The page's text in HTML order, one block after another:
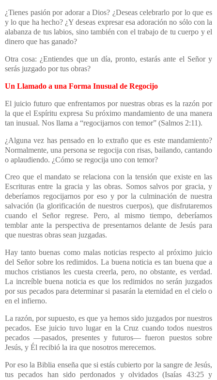
¿Tienes pasión por adorar a Dios? ¿Deseas celebrarlo por lo que es
y lo que ha hecho? ¿Y deseas expresar esa adoración no sólo con la
alabanza de tus labios, sino también con el trabajo de tu cuerpo y el
dinero que has ganado?
Otra cosa: ¿Entiendes que un día, pronto, estarás ante el Señor y
serás juzgado por tus obras?
Un Llamado a una Forma Inusual de Regocijo
El juicio futuro que enfrentamos por nuestras obras es la razón por
la que el Espíritu expresa Su próximo mandamiento de una manera
tan inusual. Nos llama a “regocijarnos con temor” (Salmos 2:11).
¿Alguna vez has pensado en lo extraño que es este mandamiento?
Normalmente, una persona se regocija con risas, bailando, cantando
o aplaudiendo. ¿Cómo se regocija uno con temor?
Creo que el mandato se relaciona con la tensión que existe en las
Escrituras entre la gracia y las obras. Somos salvos por gracia, y
deberíamos regocijarnos por eso y por la culminación de nuestra
salvación (la glorificación de nuestros cuerpos), que disfrutaremos
cuando el Señor regrese. Pero, al mismo tiempo, deberíamos
temblar ante la perspectiva de presentarnos delante de Jesús para
que nuestras obras sean juzgadas.
Hay tanto buenas como malas noticias respecto al próximo juicio
del Señor sobre los redimidos. La buena noticia es tan buena que a
muchos cristianos les cuesta creerla, pero, no obstante, es verdad.
La increíble buena noticia es que los redimidos no serán juzgados
por sus pecados para determinar si pasarán la eternidad en el cielo o
en el infierno.
La razón, por supuesto, es que ya hemos sido juzgados por nuestros
pecados. Ese juicio tuvo lugar en la Cruz cuando todos nuestros
pecados —pasados, presentes y futuros— fueron puestos sobre
Jesús, y Él recibió la ira que nosotros merecemos.
Por eso la Biblia enseña que si estás cubierto por la sangre de Jesús,
tus pecados han sido perdonados y olvidados (Isaías 43:25 y